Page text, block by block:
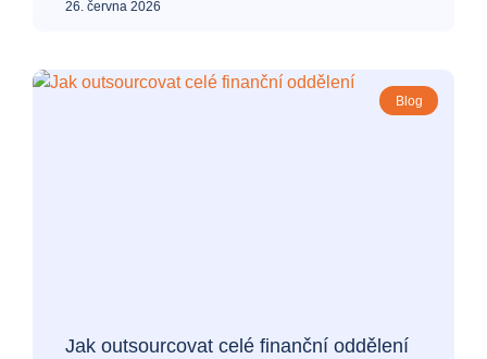
26. června 2026
Blog
Jak outsourcovat celé finanční oddělení